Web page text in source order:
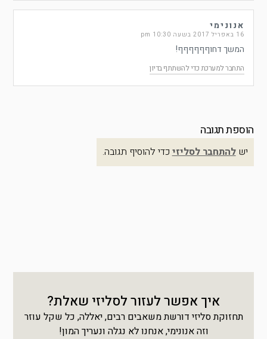
אנונימי
16 באפריל 2017 בשעה 10:30 pm
המשך דחוףףףףףף!
התחבר למערכת כדי להשתתף בדיון
הוספת תגובה
ישלהתחבר לסליזיכדי להוסיף תגובה.
איך אפשר לעזור לסליזי שאלת?
תחזוקת סליזי דורשת משאבים רבים, יאללה, כל שקל עוזר
וזה אנונימי, אנחנו לא נגלה ונעריך המון!